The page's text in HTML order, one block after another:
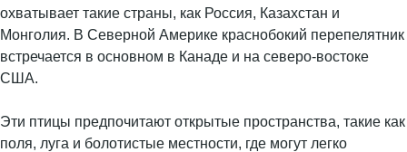
охватывает такие страны, как Россия, Казахстан и
Монголия. В Северной Америке краснобокий перепелятник
встречается в основном в Канаде и на северо-востоке
США.
Эти птицы предпочитают открытые пространства, такие как
поля, луга и болотистые местности, где могут легко